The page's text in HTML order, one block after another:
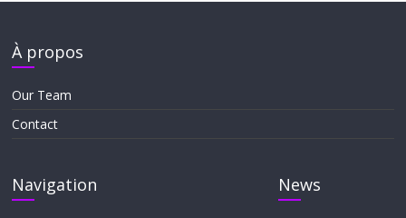
À propos
Our Team
Contact
Navigation News